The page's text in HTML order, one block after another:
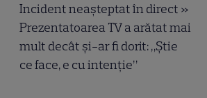
Incident neașteptat în direct »
Prezentatoarea TV a arătat mai
mult decât și-ar fi dorit: „Știe
ce face, e cu intenție”